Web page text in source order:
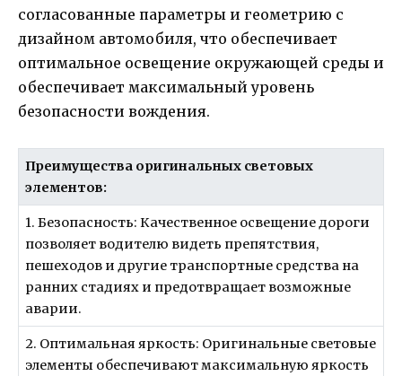
согласованные параметры и геометрию с
дизайном автомобиля, что обеспечивает
оптимальное освещение окружающей среды и
обеспечивает максимальный уровень
безопасности вождения.
Преимущества оригинальных световых
элементов:
1. Безопасность: Качественное освещение дороги
позволяет водителю видеть препятствия,
пешеходов и другие транспортные средства на
ранних стадиях и предотвращает возможные
аварии.
2. Оптимальная яркость: Оригинальные световые
элементы обеспечивают максимальную яркость